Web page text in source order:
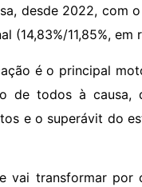
desde 2022, com
(14,83%/11,85%,
é o principal
de todos à causa,
e o superávit do
vai transformar por